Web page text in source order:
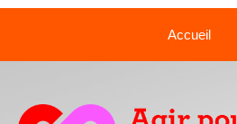
Accueil